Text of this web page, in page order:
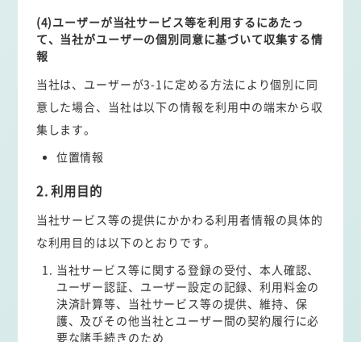
(4)ユーザーが当社サービス等を利用するにあたっ
て、当社がユーザーの個別同意に基づいて収集する情
報
当社は、ユーザーが3-1に定める方法により個別に同
意した場合、当社は以下の情報を利用中の端末から収
集します。
位置情報
2. 利用目的
当社サービス等の提供にかかわる利用者情報の具体的
な利用目的は以下のとおりです。
当社サービス等に関する登録の受付、本人確認、
ユーザー認証、ユーザー設定の記録、利用料金の
決済計算等、当社サービス等の提供、維持、保
護、及びその他当社とユーザー間の契約履行に必
要な諸手続きのため